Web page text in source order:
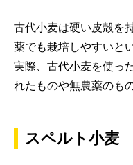
古代小麦は硬い皮殻を
薬でも栽培しやすいと
実際、古代小麦を使っ
れたものや無農薬のも
スペルト小麦